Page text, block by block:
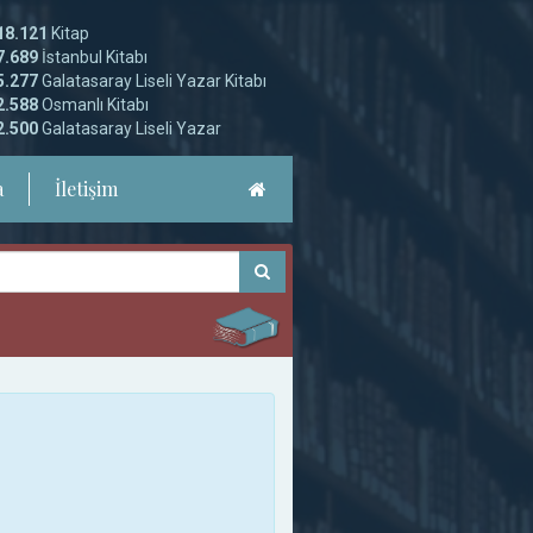
Kitap
İstanbul Kitabı
Galatasaray Liseli Yazar Kitabı
Osmanlı Kitabı
Galatasaray Liseli Yazar
İletişim